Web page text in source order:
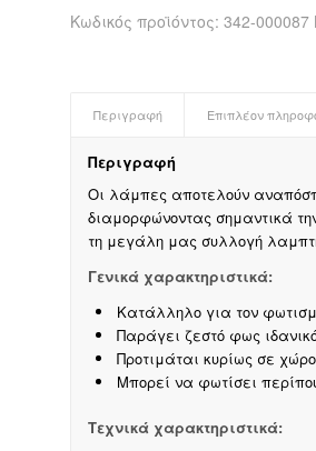
Κωδικός προϊόντος: 342-000087
Περιγραφή Επιπλέον
Περιγραφή
Οι λάμπες αποτελούν
διαμορφώνοντας σημαντικά
τη μεγάλη μας συλλογή
Γενικά χαρακτηριστικά:
Κατάλληλο για τον
Παράγει ζεστό φως
Προτιμάται κυρίως σε
Μπορεί να φωτίσει
Τεχνικά χαρακτηριστικά: